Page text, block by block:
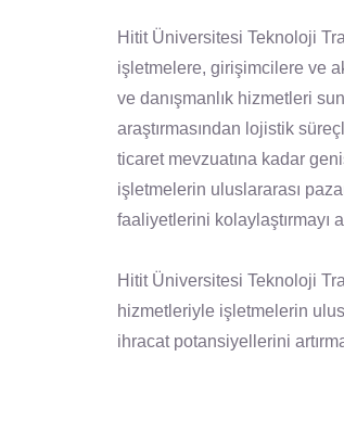
Hitit Üniversitesi Teknoloji
işletmelere, girişimcilere ve
ve danışmanlık hizmetleri
araştırmasından lojistik
ticaret mevzuatına kadar
işletmelerin uluslararası
faaliyetlerini kolaylaştırmayı
Hitit Üniversitesi Teknoloji
hizmetleriyle işletmelerin
ihracat potansiyellerini